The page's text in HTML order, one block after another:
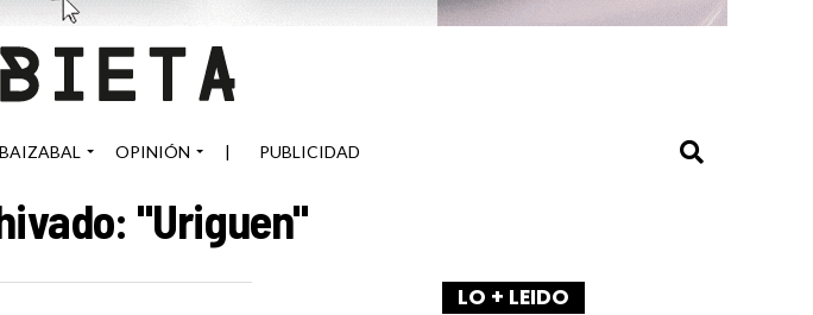
OPINIÓN | PUBLICIDAD
"Uriguen"
LO + LEIDO